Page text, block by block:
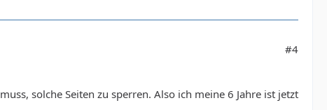
#4
solche Seiten zu sperren. Also ich meine 6 Jahre ist jetzt